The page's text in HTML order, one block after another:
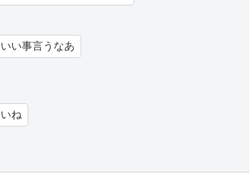
い事言うなあ
ね